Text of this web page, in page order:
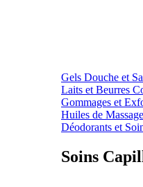
Gels Douche et
Laits et Beurres
Gommages et
Huiles de
Déodorants et
Soins